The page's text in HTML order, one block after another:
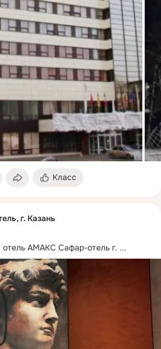
Класс
г. Казань
АМАКС Сафар-отель г. ...